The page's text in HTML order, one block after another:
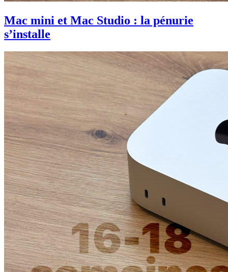
Mac mini et Mac Studio : la pénurie
s’installe